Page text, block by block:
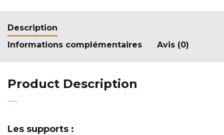
Description
Informations complémentaires
Avis (0)
Product Description
Les supports :